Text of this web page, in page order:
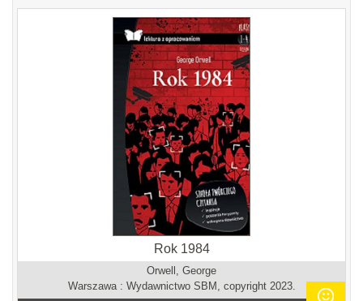
Rok 1984
Orwell, George
Warszawa : Wydawnictwo SBM, copyright 2023.